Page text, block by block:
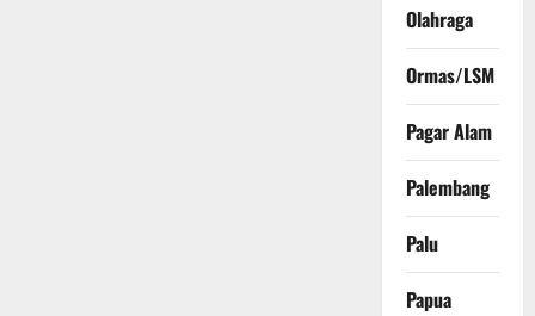
Olahraga
Ormas/LSM
Pagar Alam
Palembang
Palu
Papua